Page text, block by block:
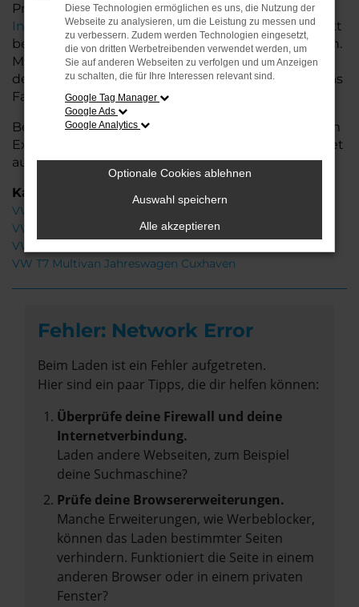
Profitieren Sie von zusätzlichen Services wie
Inzahlungnahme,Wartung und Reparaturendirekt
bei Ihrem VW Autohaus in der Nähe von Cuxhaven.
Mit unserer großen Auswahl an Fahrzeugen und
der professionellen Beratung finden Sie bei uns das
Fahrzeug, das Ihre Ansprüche erfüllt.
Besuchen Sie uns und lassen Sie sich von unserem
Expertenteam beraten – der VW T7 Multivan wartet
auf Sie!
Kategorie
VW T7 Multivan Gebrauchtwagen Cuxhaven
VW T7 Multivan Cuxhaven
VW T7 Multivan Neuwagen Cuxhaven
VW T7 Multivan Jahreswagen Cuxhaven
Fehler: Network Error
Beim Laden ist ein Fehler aufgetreten.
Hier sind ein paar Tipps, die dir helfen können:
Überprüfe deine Firewall und deine
Internetverbindung.
Laden andere Webseiten, zum Beispiel
deine Suchmaschine?
Prüfe deine Browsererweiterungen.
Manche Erweiterungen, wie Werbeblocker,
können das Laden bestimmter Seiten
verhindern. Funktioniert die Seite in einem
anderen Browser oder in einem privaten
Fenster?
Diese Technologien ermöglichen es uns, die Nutzung der
Webseite zu analysieren, um die Leistung zu messen und
zu verbessern. Zudem werden Technologien eingesetzt,
die von dritten Werbetreibenden verwendet werden, um
Sie auf anderen Webseiten zu verfolgen und um Anzeigen
zu schalten, die für Ihre Interessen relevant sind.
Google Tag Manager
Google Ads
Google Analytics
Optionale Cookies ablehnen
Auswahl speichern
Alle akzeptieren